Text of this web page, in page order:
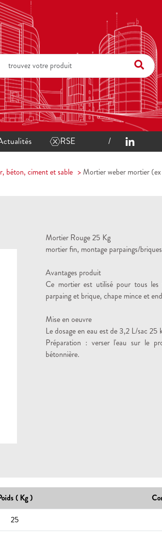
RSE
béton, ciment et sable Mortier weber mortier
Mortier Rouge 25 Kg
mortier fin, montage parpaings/
Avantages produit
Ce mortier est utilisé pour tous
parpaing et brique, chape mince et
Mise en oeuvre
Le dosage en eau est de 3,2 L/sac 25
Préparation : verser l'eau sur le
bétonnière.
( Kg )
25